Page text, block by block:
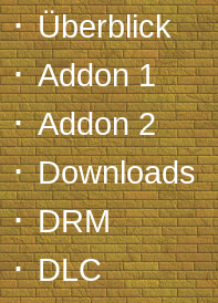
·Überblick
·Addon 1
·Addon 2
·Downloads
·DRM
·DLC